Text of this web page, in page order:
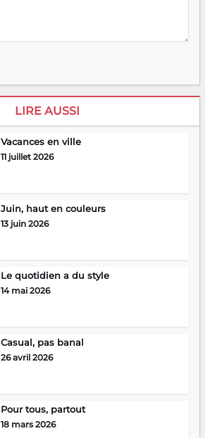
LIRE AUSSI
Vacances en ville
11 juillet 2026
Juin, haut en couleurs
13 juin 2026
Le quotidien a du style
14 mai 2026
Casual, pas banal
26 avril 2026
Pour tous, partout
18 mars 2026